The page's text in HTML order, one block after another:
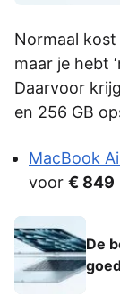
Normaal
maar je hebt
Daarvoor
en 256 GB
MacBook
voor € 849
De